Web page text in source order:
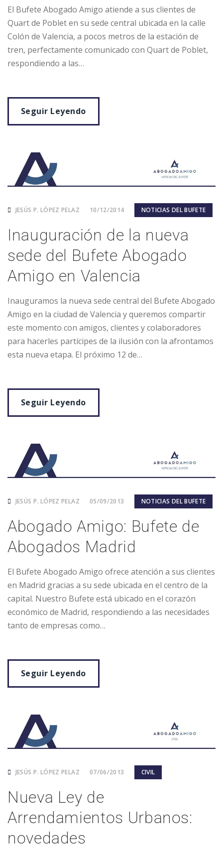
El Bufete Abogado Amigo atiende a sus clientes de
Quart de Poblet en su sede central ubicada en la calle
Colón de Valencia, a pocos metros de la estación de
tren, perfectamente comunicado con Quart de Poblet,
respondiendo a las…
Seguir Leyendo
JESÚS P. LÓPEZ PELAZ 10/12/2014 NOTICIAS DEL BUFETE
Inauguración de la nueva
sede del Bufete Abogado
Amigo en Valencia
Inauguramos la nueva sede central del Bufete Abogado
Amigo en la ciudad de Valencia y queremos compartir
este momento con amigos, clientes y colaboradores
para hacerles partícipes de la ilusión con la afrontamos
esta nueva etapa. El próximo 12 de…
Seguir Leyendo
JESÚS P. LÓPEZ PELAZ 05/09/2013 NOTICIAS DEL BUFETE
Abogado Amigo: Bufete de
Abogados Madrid
El Bufete Abogado Amigo ofrece atención a sus clientes
en Madrid gracias a su sede ubicada en el centro de la
capital. Nuestro Bufete está ubicado en el corazón
económico de Madrid, respondiendo a las necesidades
tanto de empresas como…
Seguir Leyendo
JESÚS P. LÓPEZ PELAZ 07/06/2013 CIVIL
Nueva Ley de
Arrendamientos Urbanos:
novedades